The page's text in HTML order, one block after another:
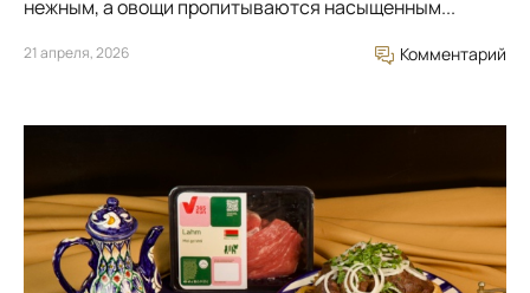
нежным, а овощи пропитываются насыщенным...
21 апреля, 2026 Комментарий